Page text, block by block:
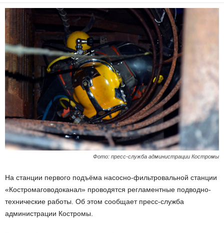
Фото: пресс-служба администрации Костромы
На станции первого подъёма насосно-фильтровальной станции
«Костромаговодоканал» проводятся регламентные подводно-
технические работы. Об этом сообщает пресс-служба
администрации Костромы.